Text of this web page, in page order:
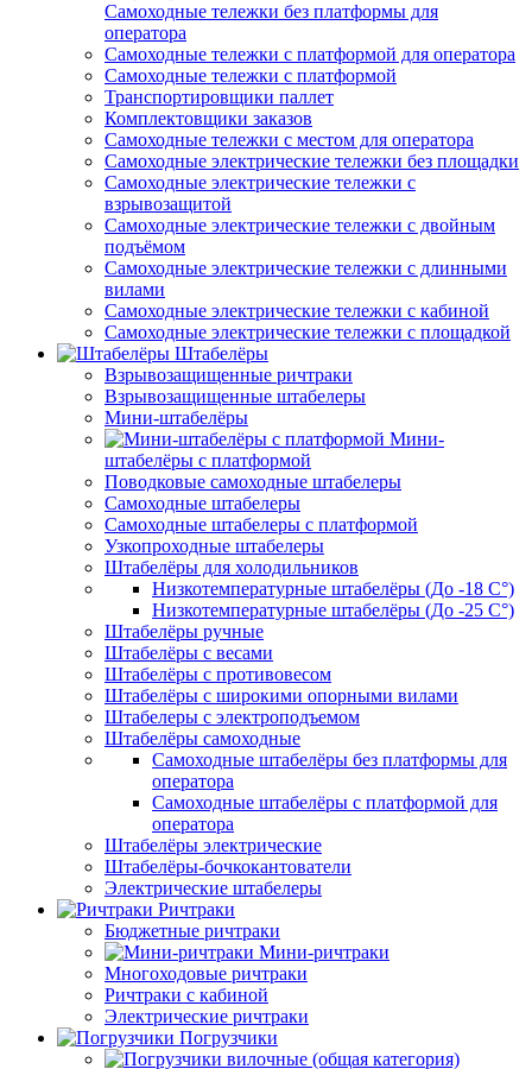
Самоходные тележки без платформы для
оператора
Самоходные тележки с платформой для оператора
Самоходные тележки с платформой
Транспортировщики паллет
Комплектовщики заказов
Самоходные тележки с местом для оператора
Самоходные электрические тележки без площадки
Самоходные электрические тележки с
взрывозащитой
Самоходные электрические тележки с двойным
подъёмом
Самоходные электрические тележки с длинными
вилами
Самоходные электрические тележки с кабиной
Самоходные электрические тележки с площадкой
Штабелёры
Взрывозащищенные ричтраки
Взрывозащищенные штабелеры
Мини-штабелёры
Мини-
штабелёры с платформой
Поводковые самоходные штабелеры
Самоходные штабелеры
Самоходные штабелеры с платформой
Узкопроходные штабелеры
Штабелёры для холодильников
Низкотемпературные штабелёры (До -18 C°)
Низкотемпературные штабелёры (До -25 C°)
Штабелёры ручные
Штабелёры с весами
Штабелёры с противовесом
Штабелёры с широкими опорными вилами
Штабелеры с электроподъемом
Штабелёры самоходные
Самоходные штабелёры без платформы для
оператора
Самоходные штабелёры с платформой для
оператора
Штабелёры электрические
Штабелёры-бочкокантователи
Электрические штабелеры
Ричтраки
Бюджетные ричтраки
Мини-ричтраки
Многоходовые ричтраки
Ричтраки с кабиной
Электрические ричтраки
Погрузчики